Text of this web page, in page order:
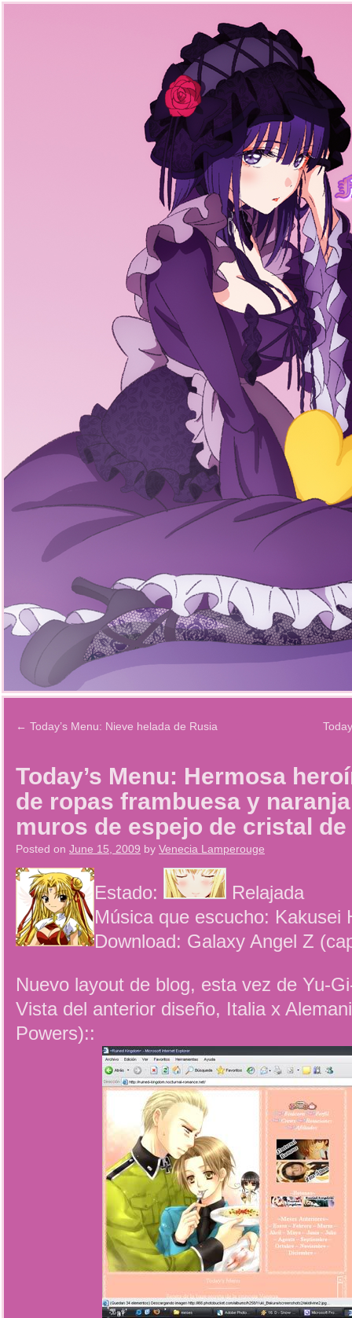
← Today’s Menu: Nieve helada de Rusia
Today’s Menu: Hermosa
de ropas frambuesa y
muros de espejo de cristal
Posted on June 15, 2009 by Venecia Lamperouge
Estado:
Relajada
Música que escucho: Kakusei
Download: Galaxy Angel Z
Nuevo layout de blog, esta vez de Yu-
Vista del anterior diseño, Italia x
Powers)::